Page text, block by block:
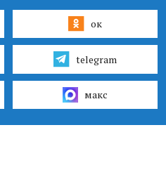
ок
telegram
макс